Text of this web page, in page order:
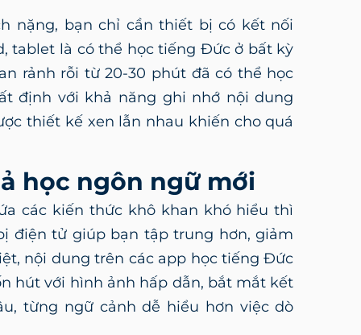
nặng, bạn chỉ cần thiết bị có kết nối
tablet là có thể học tiếng Đức ở bất kỳ
rảnh rỗi từ 20-30 phút đã có thể học
định với khả năng ghi nhớ nội dung
thiết kế xen lẫn nhau khiến cho quá
học ngôn ngữ mới
các kiến thức khô khan khó hiểu thì
điện tử giúp bạn tập trung hơn, giảm
nội dung trên các app học tiếng Đức
hút với hình ảnh hấp dẫn, bắt mắt kết
từng ngữ cảnh dễ hiểu hơn việc dò